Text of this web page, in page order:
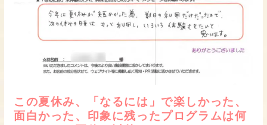
この夏休み、「なるには」で楽しかった、
面白かった、印象に残ったプログラムは何